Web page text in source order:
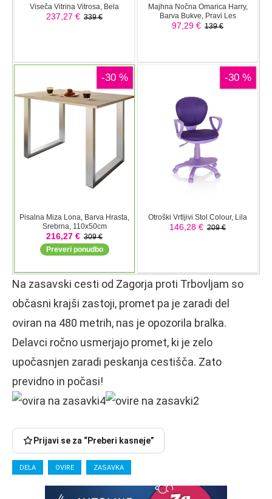
Na zasavski cesti od Zagorja proti Trbovljam so
občasni krajši zastoji, promet pa je zaradi del
oviran na 480 metrih, nas je opozorila bralka.
Delavci ročno usmerjajo promet, ki je zelo
upočasnjen zaradi peskanja cestišča. Zato
previdno in počasi!
Prijavi se za “Preberi kasneje”
DELA OVIRE ZASAVKA